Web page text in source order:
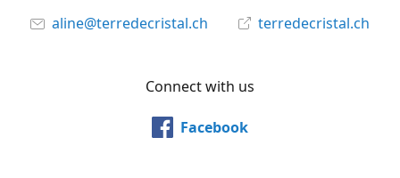
aline@terredecristal.ch
terredecristal.ch
Connect with us
Facebook